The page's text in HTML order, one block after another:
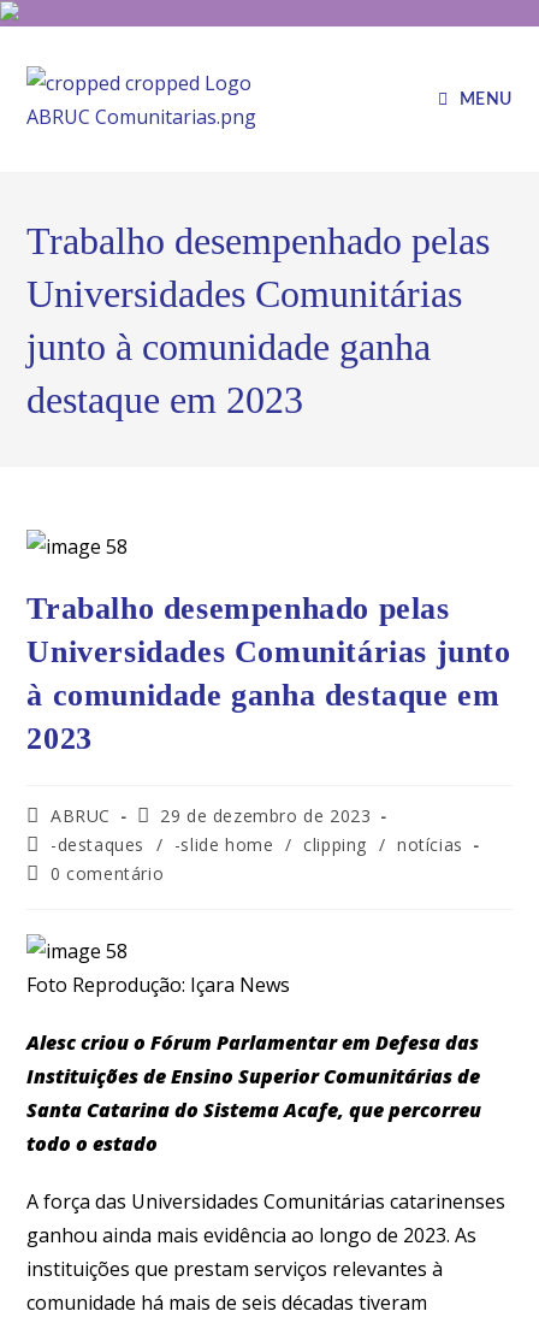
MENU
Trabalho desempenhado pelas
Universidades Comunitárias
junto à comunidade ganha
destaque em 2023
Trabalho desempenhado pelas
Universidades Comunitárias junto
à comunidade ganha destaque em
2023
ABRUC
29 de dezembro de 2023
-destaques
/ -slide home / clipping / notícias
0 comentário
Foto Reprodução: Içara News
Alesc criou o Fórum Parlamentar em Defesa das
Instituições de Ensino Superior Comunitárias de
Santa Catarina do Sistema Acafe, que percorreu
todo o estado
A força das Universidades Comunitárias catarinenses
ganhou ainda mais evidência ao longo de 2023. As
instituições que prestam serviços relevantes à
comunidade há mais de seis décadas tiveram